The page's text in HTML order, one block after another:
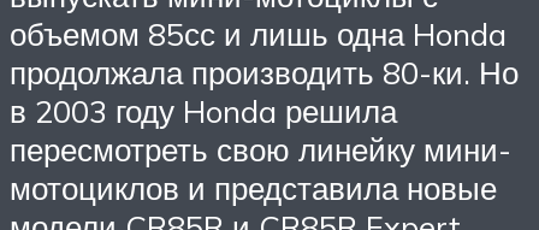
объемом 85сс и лишь одна Honda
продолжала производить 80-ки. Но
в 2003 году Honda решила
пересмотреть свою линейку мини-
мотоциклов и представила новые